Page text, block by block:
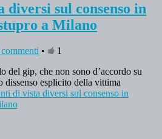
diversi sul consenso in
a Milano
•
1
del gip, che non sono d’accordo su
dissenso esplicito della vittima
di vista diversi sul consenso in